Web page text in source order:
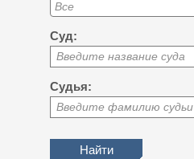
Суд:
Введите название суда
Судья:
Введите фамилию судьи